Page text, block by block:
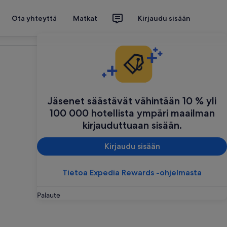
Ota yhteyttä Matkat Kirjaudu sisään
Jäsenet säästävät vähintään 10 % yli
100 000 hotellista ympäri maailman
kirjauduttuaan sisään.
Kirjaudu sisään
Tietoa Expedia Rewards -ohjelmasta
Palaute